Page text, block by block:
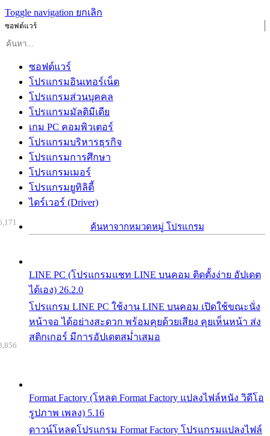
Toggle navigation ยกเลิก
ซอฟต์แวร์
ซอฟต์แวร์
โปรแกรมอินเทอร์เน็ต
โปรแกรมส่วนบุคคล
โปรแกรมมัลติมีเดีย
เกม PC คอมพิวเตอร์
โปรแกรมบริหารธุรกิจ
โปรแกรมการศึกษา
โปรแกรมเมอร์
โปรแกรมยูทิลิตี้
ไดร์เวอร์ (Driver)
ค้นหาจากหมวดหมู่ โปรแกรม
LINE PC (โปรแกรมแชท LINE บนคอม ติดตั้งง่าย อัปเดต
ได้เอง) 26.2.0
โปรแกรม LINE PC ใช้งาน LINE บนคอม เปิดใช้ขณะนั่ง
หน้าจอ ได้อย่างสะดวก พร้อมคุยด้วยเสียง คุยเห็นหน้า ส่ง
สติกเกอร์ มีการอัปเดตสม่ำเสมอ
Format Factory (โหลด Format Factory แปลงไฟล์หนัง วิดีโอ
รูปภาพ เพลง) 5.16
ดาวน์โหลดโปรแกรม Format Factory โปรแกรมแปลงไฟล์